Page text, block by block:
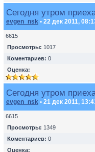
Сегодня утром
evgen_nsk • 22 дек 2011,
6615
Просмотры: 1017
Коментариев: 0
Оценка:
Сегодня утром
evgen_nsk • 21 дек 2011,
6615
Просмотры: 1349
Коментариев: 0
Оценка: